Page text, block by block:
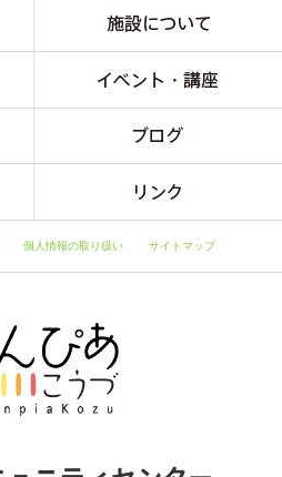
個人情報の取り扱い サイトマップ